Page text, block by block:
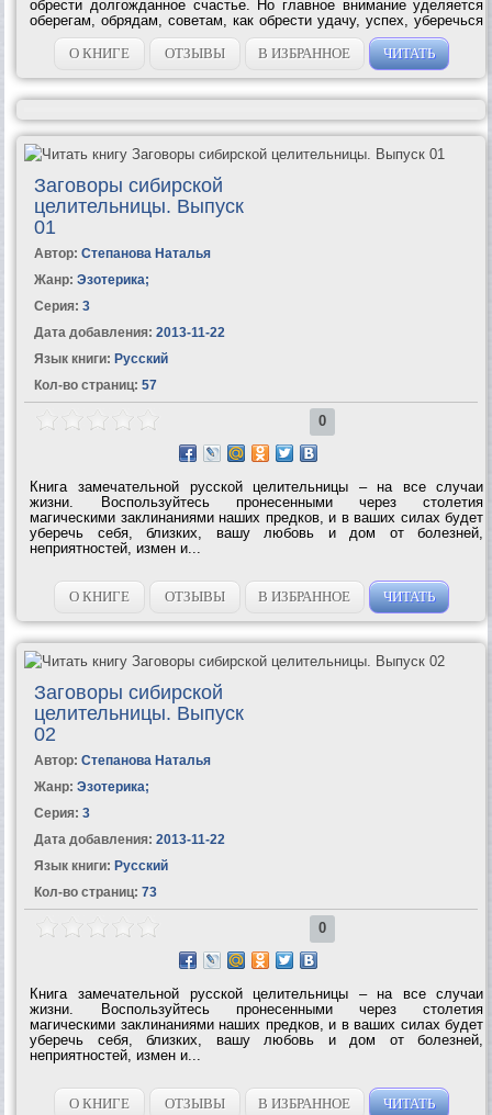
обрести долгожданное счастье. Но главное внимание уделяется
оберегам, обрядам, советам, как обрести удачу, успех, уберечься
от беды. И в этой книге Наталья Степанова делает доступными
ранее не...О КНИГЕ ОТЗЫВЫ В ИЗБРАННОЕ ЧИТАТЬ
Заговоры сибирской
целительницы. Выпуск
01
Автор: Степанова Наталья
Жанр: Эзотерика;
Серия: 3
Дата добавления: 2013-11-22
Язык книги: Русский
Кол-во страниц: 57
0
Книга замечательной русской целительницы – на все случаи
жизни. Воспользуйтесь пронесенными через столетия
магическими заклинаниями наших предков, и в ваших силах будет
уберечь себя, близких, вашу любовь и дом от болезней,
неприятностей, измен и...
О КНИГЕ ОТЗЫВЫ В ИЗБРАННОЕ ЧИТАТЬ
Заговоры сибирской
целительницы. Выпуск
02
Автор: Степанова Наталья
Жанр: Эзотерика;
Серия: 3
Дата добавления: 2013-11-22
Язык книги: Русский
Кол-во страниц: 73
0
Книга замечательной русской целительницы – на все случаи
жизни. Воспользуйтесь пронесенными через столетия
магическими заклинаниями наших предков, и в ваших силах будет
уберечь себя, близких, вашу любовь и дом от болезней,
неприятностей, измен и...
О КНИГЕ ОТЗЫВЫ В ИЗБРАННОЕ ЧИТАТЬ